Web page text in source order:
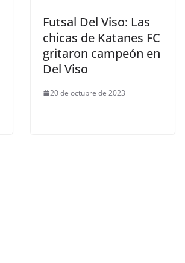
Futsal Del Viso: Las
chicas de Katanes FC
gritaron campeón en
Del Viso
20 de octubre de 2023